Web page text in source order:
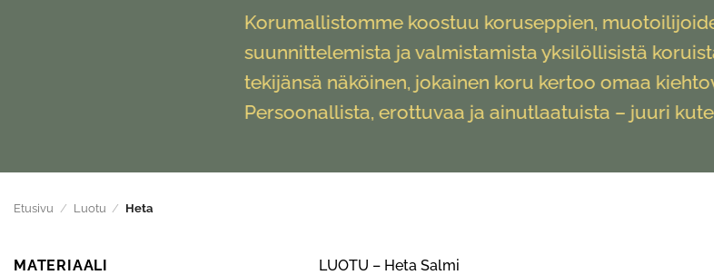
Korumallistomme koostuu koruseppien,
suunnittelemista ja valmistamista yksilöllisistä
tekijänsä näköinen, jokainen koru kertoo omaa
Persoonallista, erottuvaa ja ainutlaatuista – juuri
Etusivu / Luotu / Heta
MATERIAALI LUOTU – Heta Salmi